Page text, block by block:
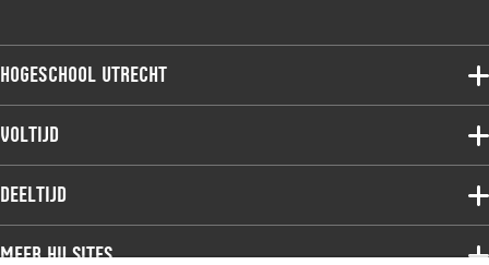
Hogeschool Utrecht
Voltijdopleidingen
Deeltijdopleidingen
Onderzoek
Voltijd
Associate degree
Bachelor
Master
Deeltijd
Associate degree
Meer HU sites